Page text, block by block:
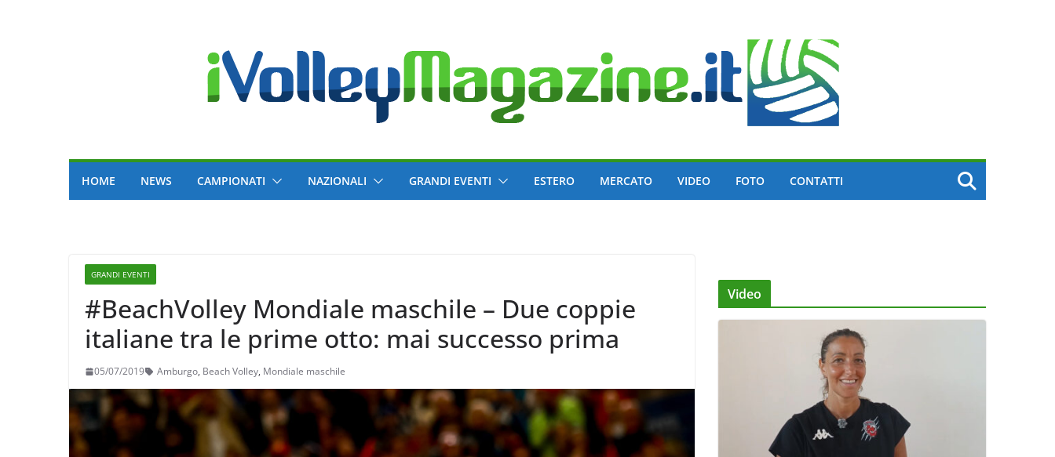
HOME NEWS CAMPIONATI NAZIONALI GRANDI EVENTI ESTERO MERCATO VIDEO FOTO CONTATTI
GRANDI EVENTI
#BeachVolley Mondiale maschile – Due coppie
italiane tra le prime otto: mai successo prima
05/07/2019 Amburgo, Beach Volley, Mondiale maschile
Video